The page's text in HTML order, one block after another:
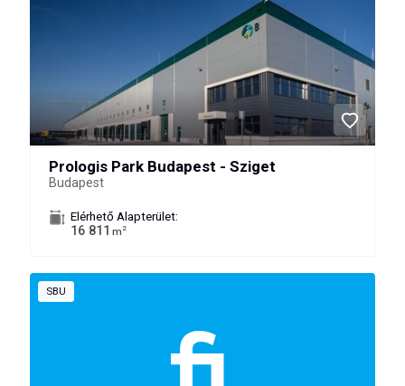
Prologis Park Budapest - Sziget
Budapest
Elérhető Alapterület:
16 811 m 2
SBU